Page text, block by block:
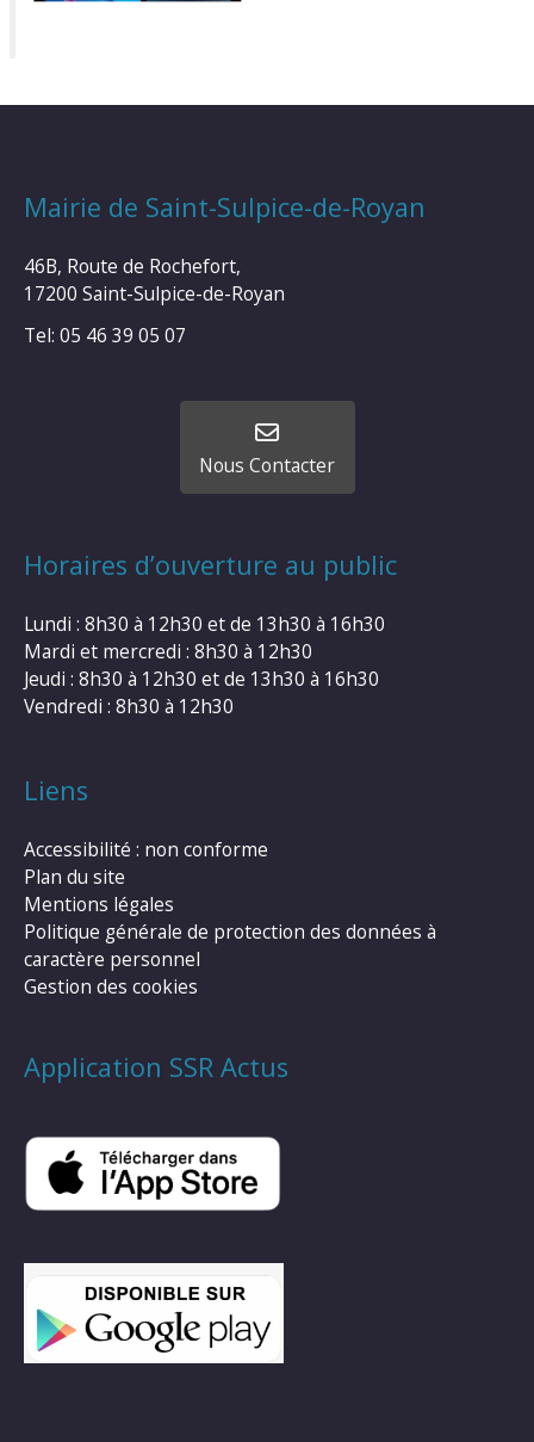
Mairie de Saint-Sulpice-de-Royan
46B, Route de Rochefort,
17200 Saint-Sulpice-de-Royan
Tel: 05 46 39 05 07
Nous Contacter
Horaires d’ouverture au public
Lundi : 8h30 à 12h30 et de 13h30 à 16h30
Mardi et mercredi : 8h30 à 12h30
Jeudi : 8h30 à 12h30 et de 13h30 à 16h30
Vendredi : 8h30 à 12h30
Liens
Accessibilité : non conforme
Plan du site
Mentions légales
Politique générale de protection des données à
caractère personnel
Gestion des cookies
Application SSR Actus